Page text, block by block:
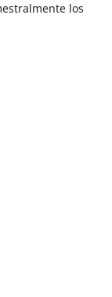
los